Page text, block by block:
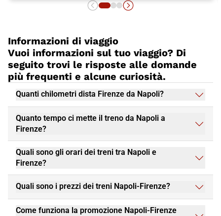
Informazioni di viaggio
Vuoi informazioni sul tuo viaggio? Di
seguito trovi le risposte alle domande
più frequenti e alcune curiosità.
Quanti chilometri dista Firenze da Napoli?
Quanto tempo ci mette il treno da Napoli a
Firenze?
Quali sono gli orari dei treni tra Napoli e
Firenze?
Quali sono i prezzi dei treni Napoli-Firenze?
Come funziona la promozione Napoli-Firenze